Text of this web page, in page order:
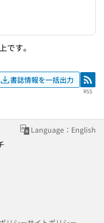
です。
書誌情報を一括出力 RSS
RSS
Language：English